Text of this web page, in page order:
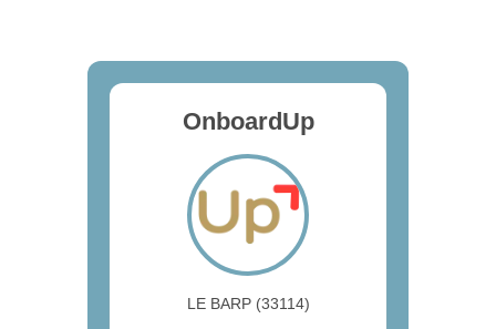
OnboardUp
LE BARP (33114)